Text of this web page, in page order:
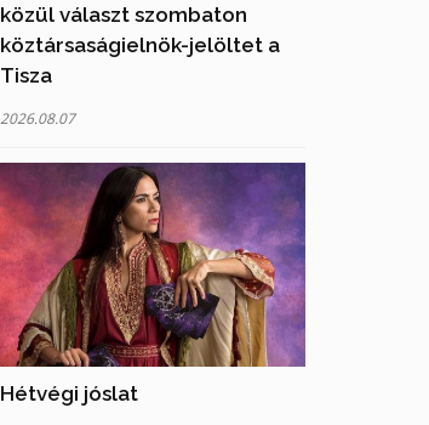
közül választ szombaton
köztársaságielnök-jelöltet a
Tisza
2026.08.07
Hétvégi jóslat